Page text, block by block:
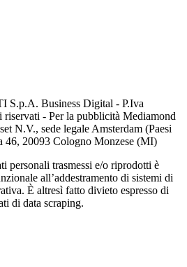
S.p.A. Business Digital - P.Iva
- Per la pubblicità Mediamond
N.V., sede legale Amsterdam (Paesi
46, 20093 Cologno Monzese (MI)
personali trasmessi e/o riprodotti è
all’addestramento di sistemi di
È altresì fatto divieto espresso di
di data scraping.